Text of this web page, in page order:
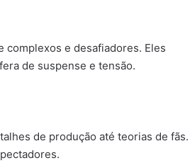
complexos e desafiadores. Eles
de suspense e tensão.
de produção até teorias de fãs.